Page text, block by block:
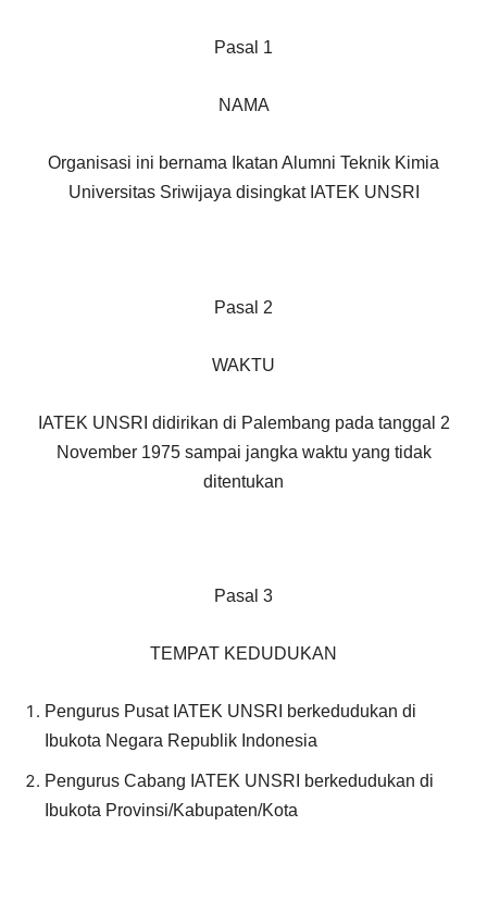
Pasal 1
NAMA
Organisasi ini bernama Ikatan Alumni Teknik Kimia
Universitas Sriwijaya disingkat IATEK UNSRI
Pasal 2
WAKTU
IATEK UNSRI didirikan di Palembang pada tanggal 2
November 1975 sampai jangka waktu yang tidak
ditentukan
Pasal 3
TEMPAT KEDUDUKAN
Pengurus Pusat IATEK UNSRI berkedudukan di
Ibukota Negara Republik Indonesia
Pengurus Cabang IATEK UNSRI berkedudukan di
Ibukota Provinsi/Kabupaten/Kota